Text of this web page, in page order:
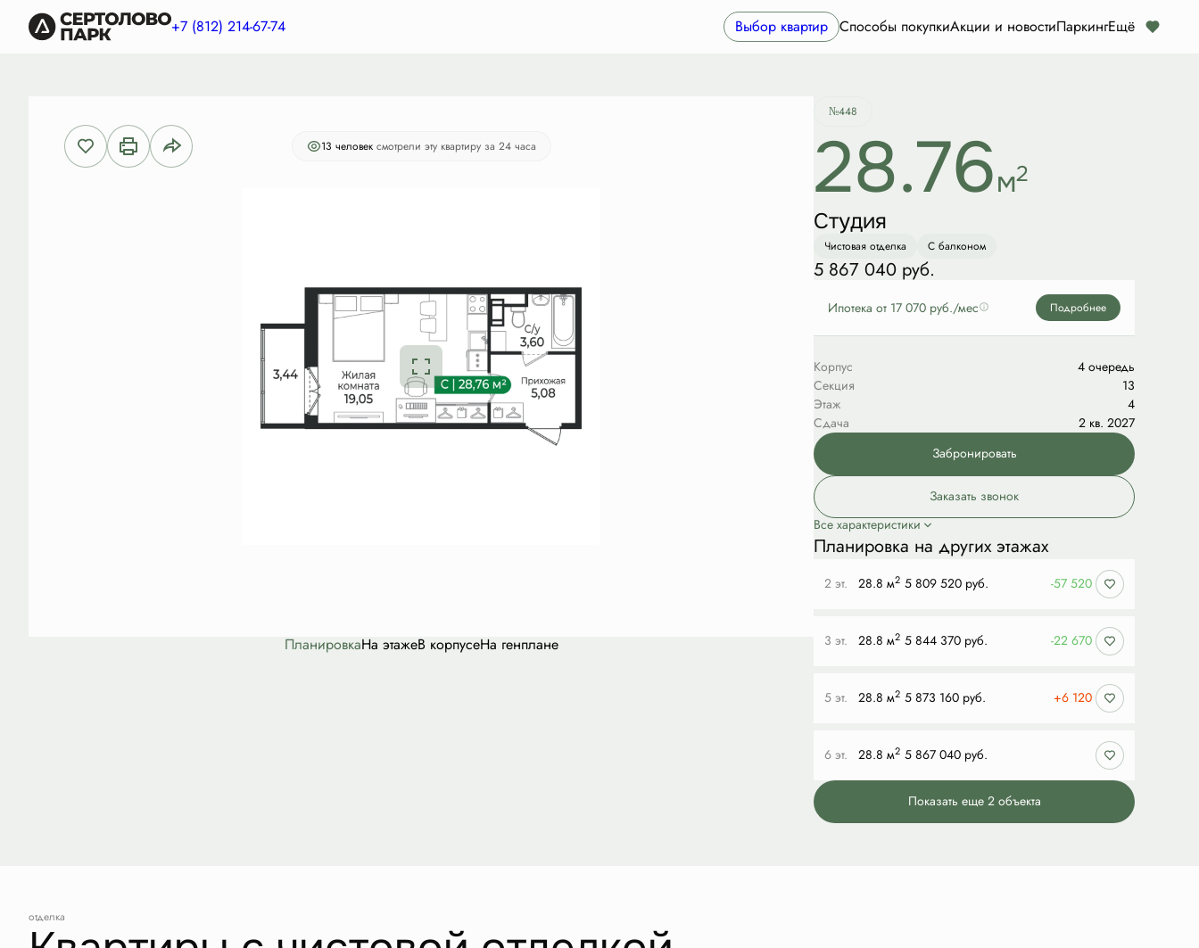
+7 (812) 214-67-74 Выбор квартир Способы покупкиАкции и новостиПаркингЕщё
Студия28.76 м2 5 867 040 руб. Забронировать
13 человек смотрели эту квартиру за 24 часа
ПланировкаНа этажеВ корпусеНа генплане
№448
28.76м2
Студия
Чистовая отделка С балконом
5 867 040 руб.
Ипотека от 17 070 руб./мес Подробнее
Корпус
4 очередь
Секция
13
Этаж
4
Сдача
2 кв. 2027
Забронировать
Заказать звонок
Все характеристики
Планировка на других этажах
2 эт. 28.8 м2 5 809 520 руб. -57 520
3 эт. 28.8 м2 5 844 370 руб. -22 670
5 эт. 28.8 м2 5 873 160 руб. +6 120
6 эт. 28.8 м2 5 867 040 руб.
Показать еще 2 объектa
отделка